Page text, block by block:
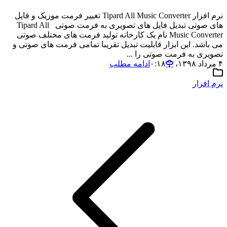
نرم افزار Tipard All Music Converter تغییر فرمت موزیک و فایل
های صوتی تبدیل فایل های تصویری به فرمت صوتی Tipard All
Music Converter نام یک کارخانه تولید فرمت های مختلف صوتی
می باشد. این ابزار قابلیت تبدیل تقریبا تمامی فرمت های صوتی و
تصویری به فرمت صوتی را ...
۴ مرداد ۱۳۹۸،‏ ۰:۱۸
ادامه مطلب
نرم افزار